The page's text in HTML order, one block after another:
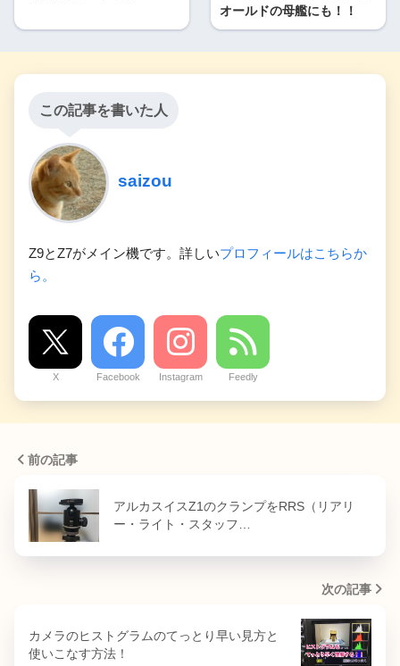
オールドの母艦にも！！
この記事を書いた人
saizou
Z9とZ7がメイン機です。詳しいプロフィールはこちらか
ら。
X Facebook Instagram Feedly
前の記事
アルカスイスZ1のクランプをRRS（リアリ
ー・ライト・スタッフ…
次の記事
カメラのヒストグラムのてっとり早い見方と
使いこなす方法！